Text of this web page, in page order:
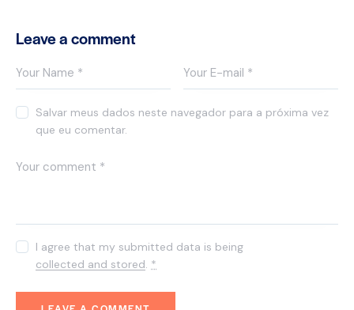
Leave a comment
Salvar meus dados neste navegador para a próxima vez
que eu comentar.
I agree that my submitted data is being
collected and stored. *